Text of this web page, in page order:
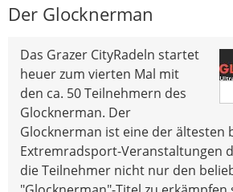
Der Glocknerman
Das Grazer CityRadeln startet
heuer zum vierten Mal mit
den ca. 50 Teilnehmern des
Glocknerman. Der
Glocknerman ist eine der ältesten
Extremradsport-Veranstaltungen
die Teilnehmer nicht nur den